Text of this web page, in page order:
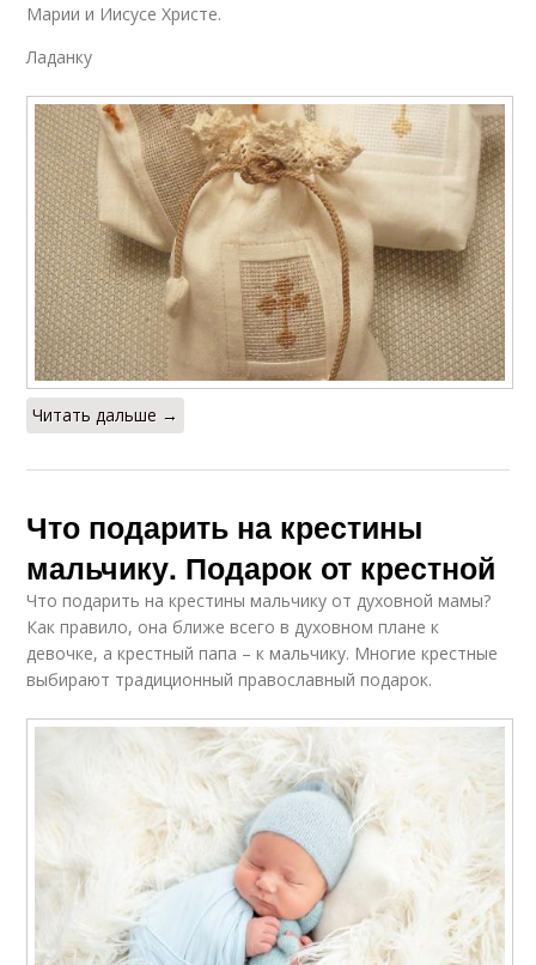
Марии и Иисусе Христе.
Ладанку
Читать дальше →
Что подарить на крестины
мальчику. Подарок от крестной
Что подарить на крестины мальчику от духовной мамы?
Как правило, она ближе всего в духовном плане к
девочке, а крестный папа – к мальчику. Многие крестные
выбирают традиционный православный подарок.